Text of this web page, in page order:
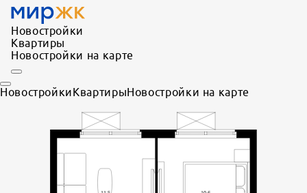
Новостройки
Квартиры
Новостройки на карте
НовостройкиКвартирыНовостройки на карте